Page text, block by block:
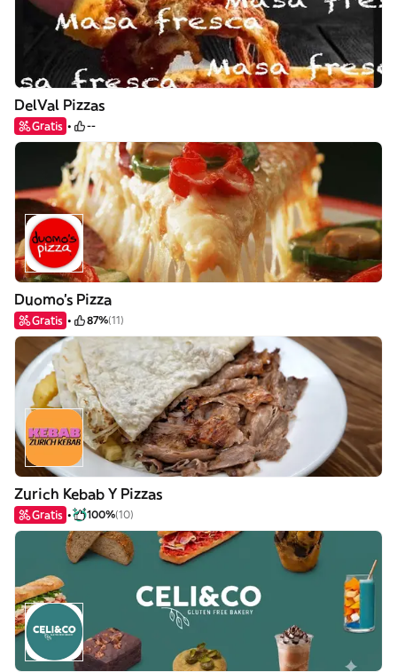
DelVal Pizzas
Gratis --
Duomo's Pizza
Gratis 87%(11)
Zurich Kebab Y Pizzas
Gratis 100%(10)